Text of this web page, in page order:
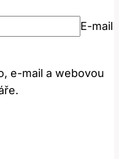
E-mail
e-mail a webovou